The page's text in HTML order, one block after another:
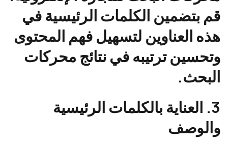
قم بتضمين الكلمات الرئيسية في
هذه العناوين لتسهيل فهم المحتوى
وتحسين ترتيبه في نتائج محركات
البحث.
3. العناية بالكلمات الرئيسية
والوصف